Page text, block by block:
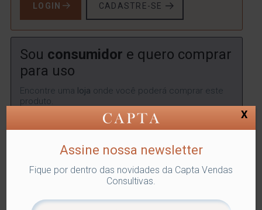
LOGIN CADASTRE-SE
Sou consumidor e quero comprar
para uso
Encontre uma loja onde você poderá comprar este
produto.
Categorias:Lyor,SERVIR
Assine nossa newsletter
Fique por dentro das novidades da Capta Vendas
Consultivas.
X